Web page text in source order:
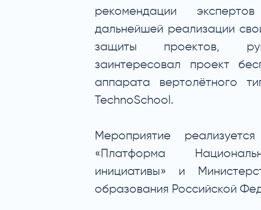
рекомендации
дальнейшей реализации
защиты проектов,
заинтересовал проект
аппарата вертолётного
TechnoSchool.
Мероприятие
«Платформа
инициативы» и
образования Российской